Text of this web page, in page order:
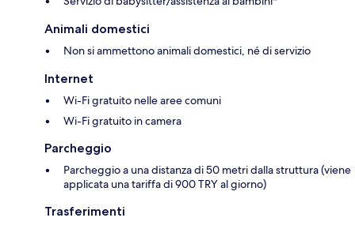
Animali domestici
Non si ammettono animali domestici, né di servizio
Internet
Wi-Fi gratuito nelle aree comuni
Wi-Fi gratuito in camera
Parcheggio
Parcheggio a una distanza di 50 metri dalla struttura (viene
applicata una tariffa di 900 TRY al giorno)
Trasferimenti